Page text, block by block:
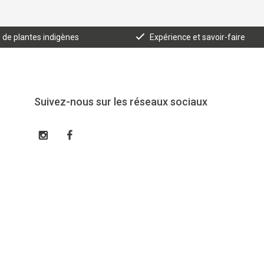
plantes indigènes Expérience et savoir-faire
Suivez-nous sur les réseaux sociaux